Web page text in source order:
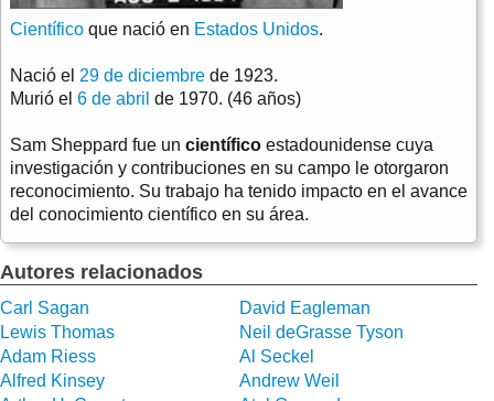
Científico que nació en Estados Unidos.
Nació el 29 de diciembre de 1923.
Murió el 6 de abril de 1970. (46 años)
Sam Sheppard fue un científico estadounidense cuya
investigación y contribuciones en su campo le otorgaron
reconocimiento. Su trabajo ha tenido impacto en el avance
del conocimiento científico en su área.
Autores relacionados
Carl Sagan
David Eagleman
Lewis Thomas
Neil deGrasse Tyson
Adam Riess
Al Seckel
Alfred Kinsey
Andrew Weil